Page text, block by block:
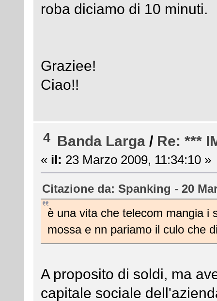
roba diciamo di 10 minuti.
Graziee!
Ciao!!
4 Banda Larga / Re: ***
« il: 23 Marzo 2009, 11:34:10 »
Citazione da: Spanking - 20
è una vita che telecom mangia i
mossa e nn pariamo il culo che
A proposito di soldi, ma
capitale sociale